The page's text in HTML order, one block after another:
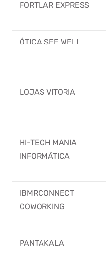
FORTLAR EXPRESS
ÓTICA SEE WELL
LOJAS VITORIA
HI-TECH MANIA
INFORMÁTICA
IBMRCONNECT
COWORKING
PANTAKALA